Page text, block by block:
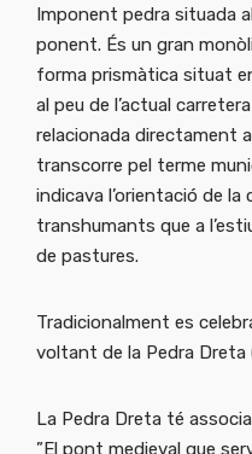
Imponent pedra situada
ponent. És un gran
forma prismàtica situat
al peu de l’actual
relacionada directament
transcorre pel terme
indicava l’orientació de la
transhumants que a
de pastures.
Tradicionalment es
voltant de la Pedra Dreta
La Pedra Dreta té
”El pont medieval que